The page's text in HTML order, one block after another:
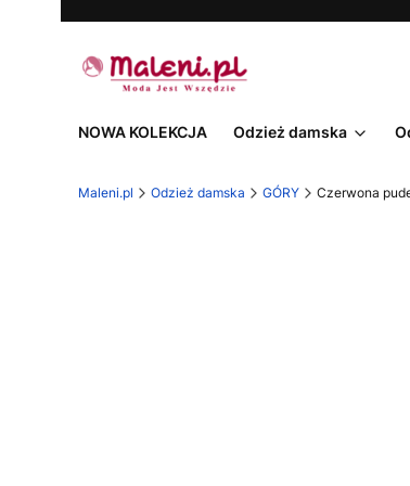
NOWA KOLEKCJA Odzież damska
Maleni.pl Odzież damska GÓRY Czerwona